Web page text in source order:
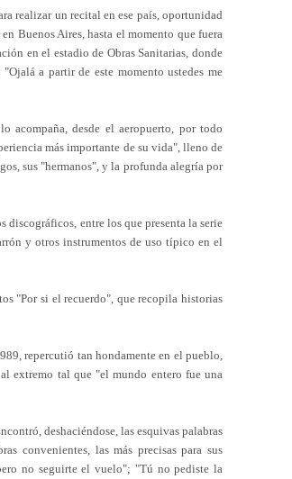
realizar un recital en ese país, oportunidad
Buenos Aires, hasta el momento que fuera
en el estadio de Obras Sanitarias, donde
a partir de este momento ustedes me
desde el aeropuerto, por todo
más importante de su vida", lleno de
sus "hermanos", y la profunda alegría por
discográficos, entre los que presenta la serie
y otros instrumentos de uso típico en el
"Por si el recuerdo", que recopila historias
repercutió tan hondamente en el pueblo,
extremo tal que "el mundo entero fue una
deshaciéndose, las esquivas palabras
convenientes, las más precisas para sus
no seguirte el vuelo"; "Tú no pediste la